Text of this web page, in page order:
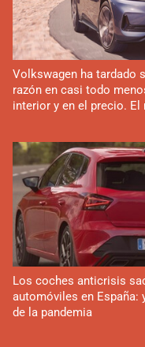
Volkswagen ha tardado
razón en casi todo
interior y en el precio. El
Los coches anticrisis
automóviles en
de la pandemia